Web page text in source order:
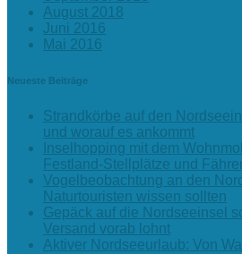
August 2018
Juni 2016
Mai 2016
Neueste Beiträge
Strandkörbe auf den
und worauf es ankommt
Inselhopping mit dem
Festland-Stellplätze und
Vogelbeobachtung an den
Naturtouristen wissen sollten
Gepäck auf die Nordseeinsel
Versand vorab lohnt
Aktiver Nordseeurlaub: Von